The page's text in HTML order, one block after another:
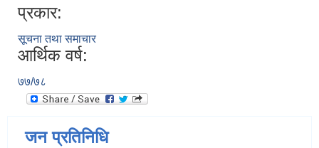
प्रकार:
सूचना तथा समाचार
आर्थिक वर्ष:
७७/७८
जन प्रतिनिधि